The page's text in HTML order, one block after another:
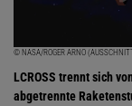
© NASA/ROGER ARNO
LCROSS trennt sich
abgetrennte